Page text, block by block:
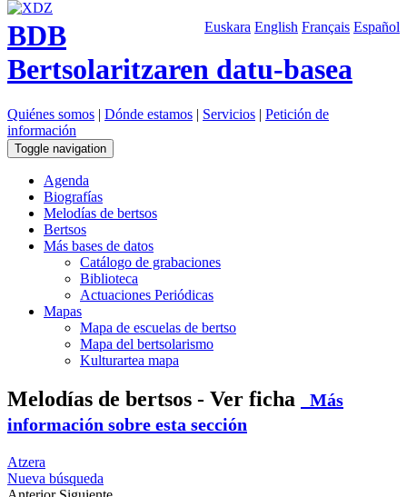
Euskara English Français Español
BDB
Bertsolaritzaren datu-basea
Quiénes somos | Dónde estamos | Servicios | Petición de
información
Toggle navigation
Agenda
Biografías
Melodías de bertsos
Bertsos
Más bases de datos
Catálogo de grabaciones
Biblioteca
Actuaciones Periódicas
Mapas
Mapa de escuelas de bertso
Mapa del bertsolarismo
Kulturartea mapa
Melodías de bertsos - Ver ficha
Más
información sobre esta sección
Atzera
Nueva búsqueda